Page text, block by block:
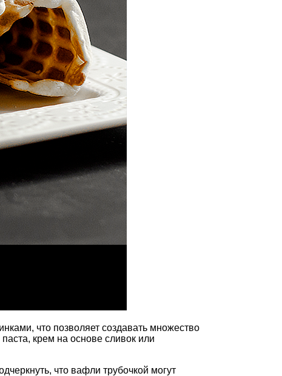
что позволяет создавать множество
крем на основе сливок или
что вафли трубочкой могут